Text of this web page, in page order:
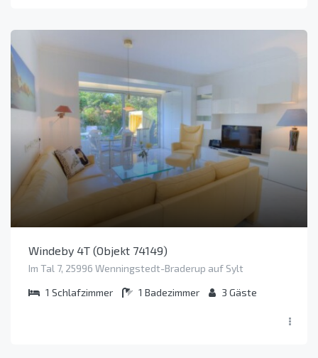
Windeby 4T (Objekt 74149)
Im Tal 7, 25996 Wenningstedt-Braderup auf Sylt
1 Schlafzimmer 1 Badezimmer 3 Gäste